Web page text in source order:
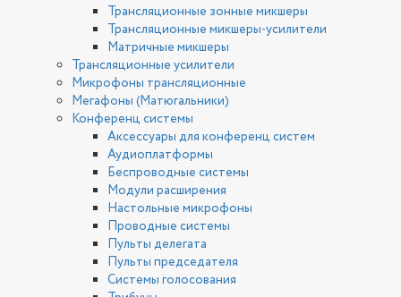
Трансляционные зонные микшеры
Трансляционные микшеры-усилители
Матричные микшеры
Трансляционные усилители
Микрофоны трансляционные
Мегафоны (Матюгальники)
Конференц системы
Аксессуары для конференц систем
Аудиоплатформы
Беспроводные системы
Модули расширения
Настольные микрофоны
Проводные системы
Пульты делегата
Пульты председателя
Системы голосования